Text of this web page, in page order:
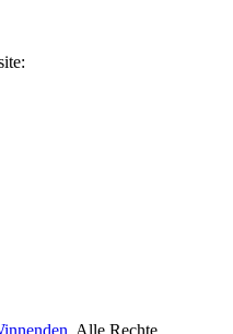
. Alle Rechte